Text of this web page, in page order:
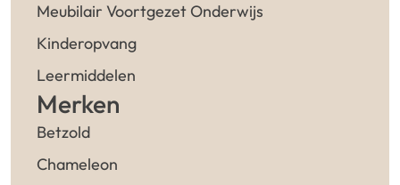
Meubilair Voortgezet Onderwijs
Kinderopvang
Leermiddelen
Merken
Betzold
Chameleon